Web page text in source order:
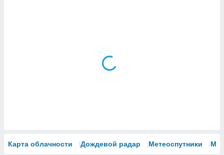
Карта облачности Дождевой радар Метеоспутники